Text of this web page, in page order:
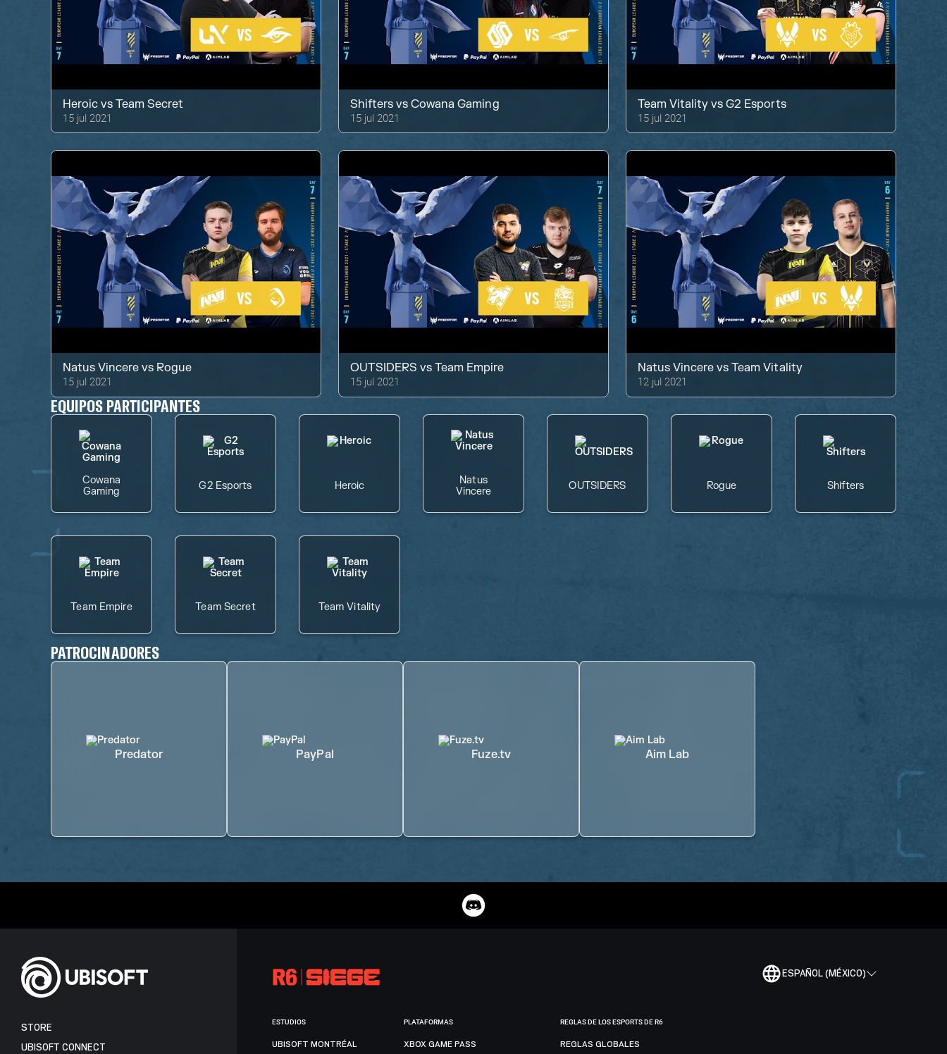
Heroic vsTeam Secret
15 jul 2021
Shifters vsCowana Gaming
15 jul 2021
Team Vitality vsG2 Esports
15 jul 2021
Natus Vincere vs Rogue
15 jul 2021
OUTSIDERS vsTeam Empire
15 jul 2021
Natus Vincere vsTeam Vitality
12 jul 2021
EQUIPOS PARTICIPANTES
Cowana
Gaming
G2 Esports Heroic
Natus
Vincere
OUTSIDERS Rogue Shifters
Team Empire Team Secret Team Vitality
PATROCINADORES
Predator PayPal Fuze.tv Aim Lab
ESPAÑOL (MÉXICO)
STORE
UBISOFT CONNECT
ESTUDIOS
UBISOFT MONTRÉAL
PLATAFORMAS
XBOX GAME PASS
REGLAS DE LOS ESPORTS DE R6
REGLAS GLOBALES